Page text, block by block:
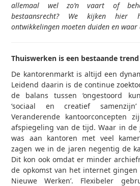
allemaal wel zo’n vaart of
bestaansrecht? We kijken
ontwikkelingen moeten duiden en waar
Thuiswerken is een bestaande
De kantorenmarkt is altijd een
Leidend daarin is de continue
de balans tussen ‘ongestoord
‘sociaal en creatief
Veranderende kantoorconcepten
afspiegeling van de tijd. Waar in
was aan kantoren met veel
zagen we in de jaren negentig de
Dit kon ook omdat er minder
de opkomst van het internet gingen
Nieuwe Werken’. Flexibeler